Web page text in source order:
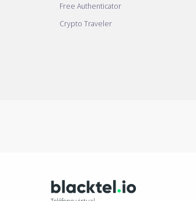
Free Authenticator
Crypto Traveler